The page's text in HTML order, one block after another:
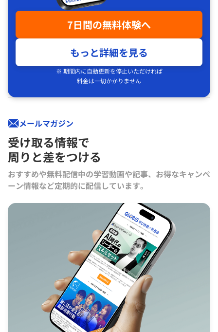
7日間の無料体験へ
もっと詳細を見る
※ 期間内に自動更新を停止いただければ
料金は一切かかりません
メールマガジン
受け取る情報で
周りと差をつける
おすすめや無料配信中の学習動画や記事、お得なキャンペ
ーン情報など定期的に配信しています。